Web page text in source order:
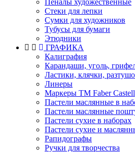
Пеналы художественные
Стеки для лепки
Сумки для художников
Тубусы для бумаги
Этюдники
ГРАФИКА
Калиграфия
Карандаши, уголь,
Ластики, клячки,
Линеры
Маркеры TM Faber Castell
Пастели маслянные в
Пастели маслянные
Пастели сухие в наборах
Пастели сухие и
Рапидографы
Ручки для творчества